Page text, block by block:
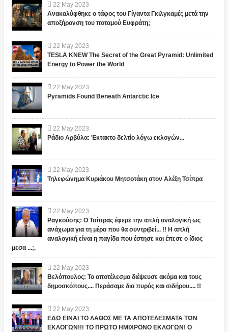
22 May 2023
Ανακαλύφθηκε ο τάφος του Γίγαντα Γκιλγκαμές μετά την
αποξήρανση του ποταμού Ευφράτη;
22 May 2023
TESLA KNEW The Secret of the Great Pyramid: Unlimited
Energy to Power the World
22 May 2023
Pyramids Found Beneath Antarctic Ice
22 May 2023
Ράδιο Αρβύλα: Έκτακτο δελτίο λόγω εκλογών...
22 May 2023
Τηλεφώνημα Κυριάκου Μητσοτάκη στον Αλέξη Τσίπρα
22 May 2023
Ραγκούσης: Ο Τσίπρας έφερε την απλή αναλογική ως
ανάχωμα για τη μέρα που θα συντριβεί... !! Η απλή
αναλογική είναι η παγίδα που έστησε και έπεσε ο ίδιος
μεσα ...;.
22 May 2023
Βελόπουλος: Το αποτέλεσμα διέψευσε ακόμα και τους
δημοσκόπους.... Περάσαμε δια πυρός και σιδήρου.... !!
22 May 2023
ΕΔΩ ΕΙΝΑΙ ΤΟ ΛΑΘΟΣ ΜΕ ΤΑ ΑΠΟΤΕΛΕΣΜΑΤΑ ΤΩΝ
ΕΚΛΟΓΩΝ!!! ΤΟ ΠΡΩΤΟ ΗΜΙΧΡΟΝΟ ΕΚΛΟΓΩΝ! Ο